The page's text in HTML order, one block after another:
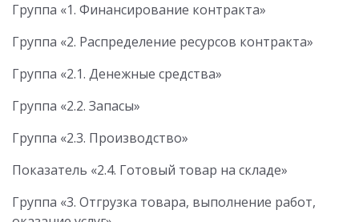
Группа «1. Финансирование контракта»
Группа «2. Распределение ресурсов контракта»
Группа «2.1. Денежные средства»
Группа «2.2. Запасы»
Группа «2.3. Производство»
Показатель «2.4. Готовый товар на складе»
Группа «3. Отгрузка товара, выполнение работ,